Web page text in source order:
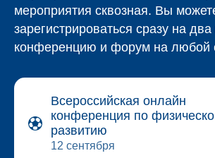
мероприятия сквозная. Вы
зарегистрироваться сразу на
конференцию и форум на любой
Всероссийская онлайн
конференция по
развитию
12 сентября